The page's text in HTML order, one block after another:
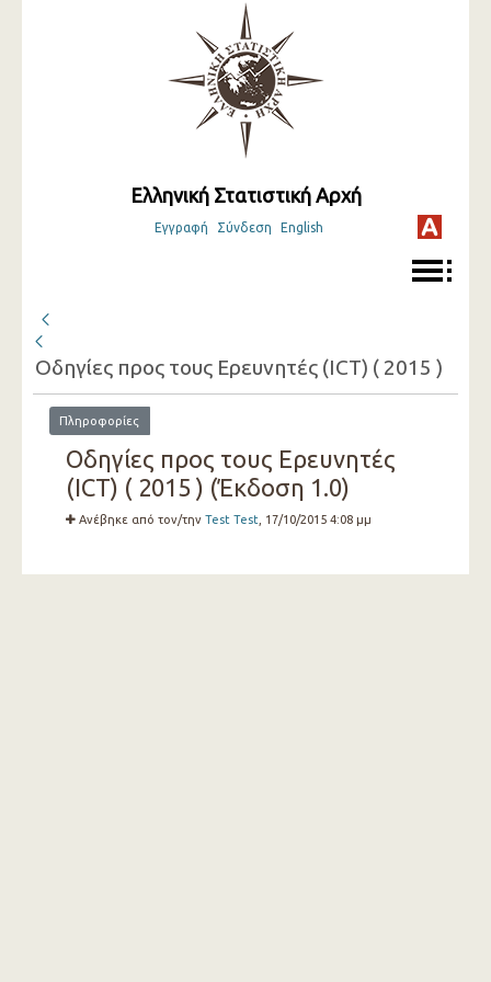
Ελληνική Στατιστική Αρχή
Εγγραφή Σύνδεση English
Οδηγίες προς τους Ερευνητές (ICT) ( 2015 )
Πληροφορίες
Οδηγίες προς τους Ερευνητές
(ICT) ( 2015 ) (Έκδοση 1.0)
Ανέβηκε από τον/την Test Test , 17/10/2015 4:08 μμ